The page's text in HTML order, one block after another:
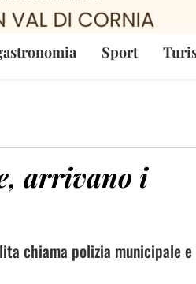
Sport
arrivano i
chiama polizia municipale e